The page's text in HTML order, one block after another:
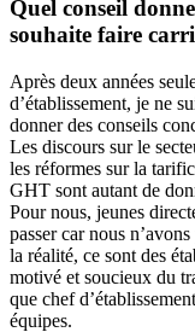
Quel conseil
souhaite faire
Après deux années
d’établissement, je ne
donner des conseils
Les discours sur le
les réformes sur la
GHT sont autant de
Pour nous, jeunes
passer car nous
la réalité, ce sont des
motivé et soucieux du
que chef
équipes.